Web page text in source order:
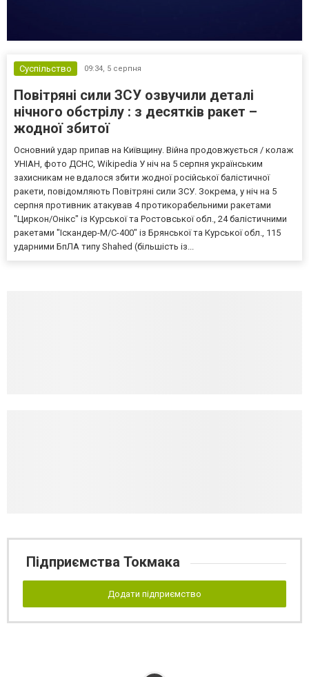
Суспільство 09:34, 5 серпня
Повітряні сили ЗСУ озвучили деталі
нічного обстрілу : з десятків ракет –
жодної збитої
Основний удар припав на Київщину. Війна продовжується / колаж
УНІАН, фото ДСНС, Wikipedia У ніч на 5 серпня українським
захисникам не вдалося збити жодної російської балістичної
ракети, повідомляють Повітряні сили ЗСУ. Зокрема, у ніч на 5
серпня противник атакував 4 протикорабельними ракетами
"Циркон/Онікс" із Курської та Ростовської обл., 24 балістичними
ракетами "Іскандер-М/С-400" із Брянської та Курської обл., 115
ударними БпЛА типу Shahed (більшість із...
Підприємства Токмака
Додати підприємство